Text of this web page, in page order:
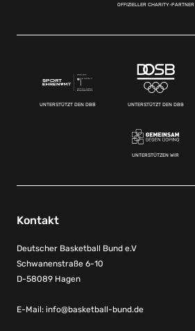
OFFIZIELLER CHARITY-PARTNER
UNTERSTÜTZT DEN DBB UNTERSTÜTZT DEN DBB
UNTERSTÜTZEN WIR
Kontakt
Deutscher Basketball Bund e.V
Schwanenstraße 6-10
D-58089 Hagen
E-Mail: info@basketball-bund.de